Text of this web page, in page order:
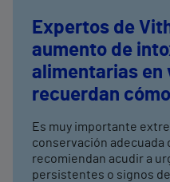
Expertos de
aumento de
alimentarias en
recuerdan
Es muy importante
conservación adecuada
recomiendan acudir a
persistentes o signos